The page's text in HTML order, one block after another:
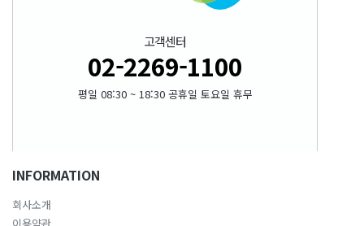
고객센터
02-2269-1100
평일 08:30 ~ 18:30 공휴일 토요일 휴무
INFORMATION
회사소개